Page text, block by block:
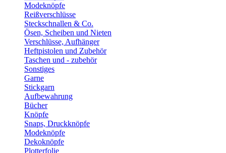
Modeknöpfe
Reißverschlüsse
Steckschnallen & Co.
Ösen, Scheiben und Nieten
Verschlüsse, Aufhänger
Heftpistolen und Zubehör
Taschen und - zubehör
Sonstiges
Garne
Stickgarn
Aufbewahrung
Bücher
Knöpfe
Snaps, Druckknöpfe
Modeknöpfe
Dekoknöpfe
Plotterfolie